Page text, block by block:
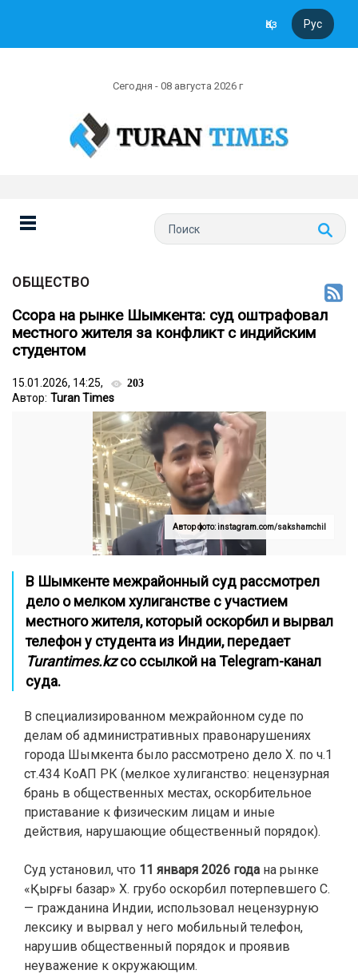
Қаз Рус
Сегодня - 08 августа 2026 г
ОБЩЕСТВО
Ссора на рынке Шымкента: суд оштрафовал
местного жителя за конфликт с индийским
студентом
15.01.2026, 14:25, 203
Автор: Turan Times
Автор фото: instagram.com/sakshamchil
В Шымкенте межрайонный суд рассмотрел
дело о мелком хулиганстве с участием
местного жителя, который оскорбил и вырвал
телефон у студента из Индии, передает
Turantimes.kzсо ссылкой наTelegram-канал
суда.
В специализированном межрайонном суде по
делам об административных правонарушениях
города Шымкента было рассмотрено дело Х. по ч.1
ст.434 КоАП РК (мелкое хулиганство: нецензурная
брань в общественных местах, оскорбительное
приставание к физическим лицам и иные
действия, нарушающие общественный порядок).
Суд установил, что 11 января 2026 года на рынке
«Қырғы базар» Х. грубо оскорбил потерпевшего С.
— гражданина Индии, использовал нецензурную
лексику и вырвал у него мобильный телефон,
нарушив общественный порядок и проявив
неуважение к окружающим.